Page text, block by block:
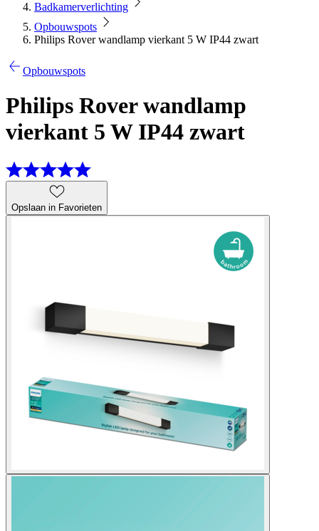
Badkamerverlichting
Opbouwspots
Philips Rover wandlamp vierkant 5 W IP44 zwart
Opbouwspots
Philips Rover wandlamp
vierkant 5 W IP44 zwart
Opslaan in Favorieten